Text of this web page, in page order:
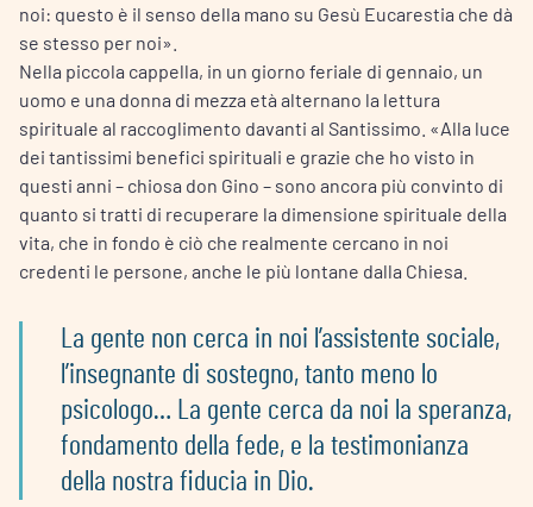
noi: questo è il senso della mano su Gesù Eucarestia che dà
se stesso per noi».
Nella piccola cappella, in un giorno feriale di gennaio, un
uomo e una donna di mezza età alternano la lettura
spirituale al raccoglimento davanti al Santissimo. «Alla luce
dei tantissimi benefici spirituali e grazie che ho visto in
questi anni – chiosa don Gino – sono ancora più convinto di
quanto si tratti di recuperare la dimensione spirituale della
vita, che in fondo è ciò che realmente cercano in noi
credenti le persone, anche le più lontane dalla Chiesa.
La gente non cerca in noi l’assistente sociale,
l’insegnante di sostegno, tanto meno lo
psicologo… La gente cerca da noi la speranza,
fondamento della fede, e la testimonianza
della nostra fiducia in Dio.